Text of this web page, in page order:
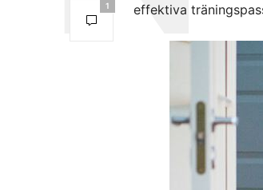
1
effektiva